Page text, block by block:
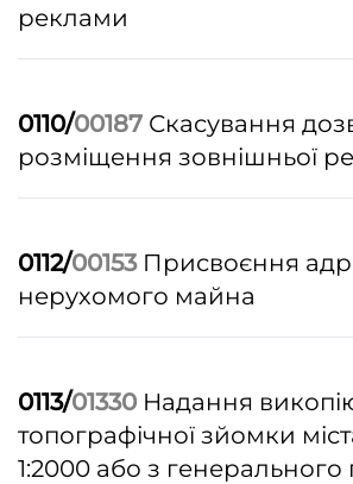
реклами
0110/00187 Скасування
розміщення зовнішньої
0112/00153Присвоєння
нерухомого майна
0113/01330 Надання
топографічної зйомки
1:2000 або з генерального